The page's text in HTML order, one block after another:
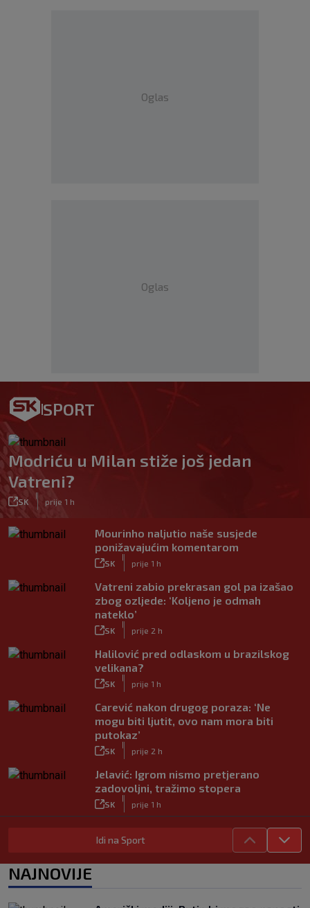
Oglas
Oglas
SPORT
Modriću u Milan stiže još jedan
Vatreni?
SK prije 1 h
Mourinho naljutio naše susjede
ponižavajućim komentarom
SK prije 1 h
Vatreni zabio prekrasan gol pa izašao
zbog ozljede: ‘Koljeno je odmah
nateklo’
SK prije 2 h
Halilović pred odlaskom u brazilskog
velikana?
SK prije 1 h
Carević nakon drugog poraza: ‘Ne
mogu biti ljutit, ovo nam mora biti
putokaz’
SK prije 2 h
Jelavić: Igrom nismo pretjerano
zadovoljni, tražimo stopera
SK prije 1 h
Real teže od očekivanog pobijedio
Ferencvaroš, remi PSG-a i Manchester
|
Idi na Sport
NAJNOVIJE